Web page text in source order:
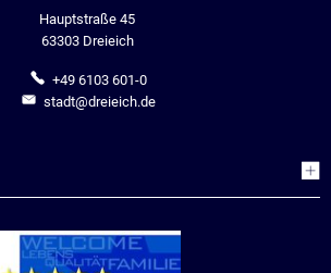
Hauptstraße 45
63303 Dreieich
+49 6103 601-0
stadt@dreieich.de